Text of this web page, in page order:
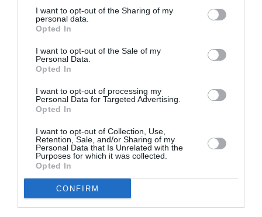
I want to opt-out of the Sharing of my
personal data.
Opted In
I want to opt-out of the Sale of my
Personal Data.
Opted In
I want to opt-out of processing my
Personal Data for Targeted Advertising.
Opted In
I want to opt-out of Collection, Use,
Retention, Sale, and/or Sharing of my
Personal Data that Is Unrelated with the
Purposes for which it was collected.
Opted In
CONFIRM
à tous les employeurs de travailleurs domestiques.
N.B.:Qui ne les a pas reçus peut les retirer
personnellement dans un bureau INPS ou les